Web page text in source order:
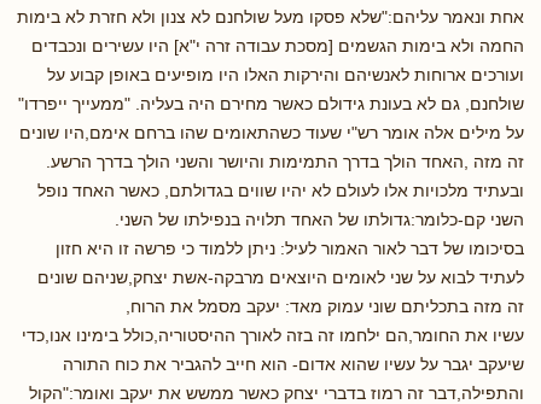
אחת ונאמר עליהם:"שלא פסקו מעל שולחנם לא צנון ולא חזרת לא בימות
החמה ולא בימות הגשמים [מסכת עבודה זרה י"א] היו עשירים ונכבדים
ועורכים ארוחות לאנשיהם והירקות האלו היו מופיעים באופן קבוע על
שולחנם, גם לא בעונת גידולם כאשר מחירם היה בעליה. "ממעייך ייפרדו"
על מילים אלה אומר רש"י שעוד כשהתאומים שהו ברחם אימם,היו שונים
זה מזה ,האחד הולך בדרך התמימות והיושר והשני הולך בדרך הרשע.
ובעתיד מלכויות אלו לעולם לא יהיו שווים בגדולתם, כאשר האחד נופל
השני קם-כלומר:גדולתו של האחד תלויה בנפילתו של השני.
בסיכומו של דבר לאור האמור לעיל: ניתן ללמוד כי פרשה זו היא חזון
לעתיד לבוא על שני לאומים היוצאים מרבקה-אשת יצחק,שניהם שונים
זה מזה בתכליתם שוני עמוק מאד: יעקב מסמל את הרוח,
עשיו את החומר,הם ילחמו זה בזה לאורך ההיסטוריה,כולל בימינו אנו,כדי
שיעקב יגבר על עשיו שהוא אדום- הוא חייב להגביר את כוח התורה
והתפילה,דבר זה רמוז בדברי יצחק כאשר ממשש את יעקב ואומר:"הקול